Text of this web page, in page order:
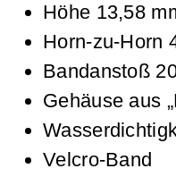
Höhe 13,58
Horn-zu-Horn
Bandanstoß
Gehäuse aus
Velcro-Band